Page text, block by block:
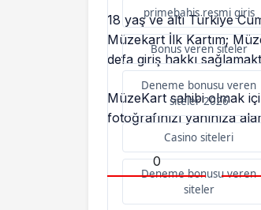
primebahis resmi giris
Bonus veren siteler
Deneme bonusu veren
siteler 2026
Casino siteleri
Deneme bonusu veren
siteler
18 yaş ve altı Türkiye
Müzekart İlk Kartım;
defa giriş hakkı
MüzeKart sahibi olmak
fotoğrafınızı yanınıza
0